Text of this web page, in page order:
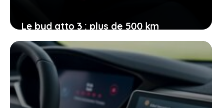
Le byd atto 3 : plus de 500 km
d’autonomie pour vos déplacements
et une recharge en seulement 9
minutes
3 mai 2026